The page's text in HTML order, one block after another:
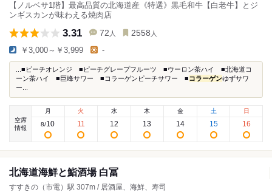
【ノルベサ1階】最高品質の北海道産《特選》黒毛和牛【白老牛】とジ
ンギスカンが味わえる焼肉店
3.31 72 人 2558 人
￥3,000～￥3,999 -
...■ピーチオレンジ ■ピーチグレープフルーツ ■ウーロン茶ハイ ■北海道コ
ーン茶ハイ ■巨峰サワー ■コラーゲンピーチサワー ■コラーゲンゆずサワ
ー...
空席
情報
月
8/10
火
11
水
12
木
13
金
14
土
15
日
16
北海道海鮮と鮨酒場 白冨
すすきの（市電）駅 307m / 居酒屋、海鮮、寿司